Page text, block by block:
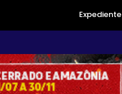
Expediente